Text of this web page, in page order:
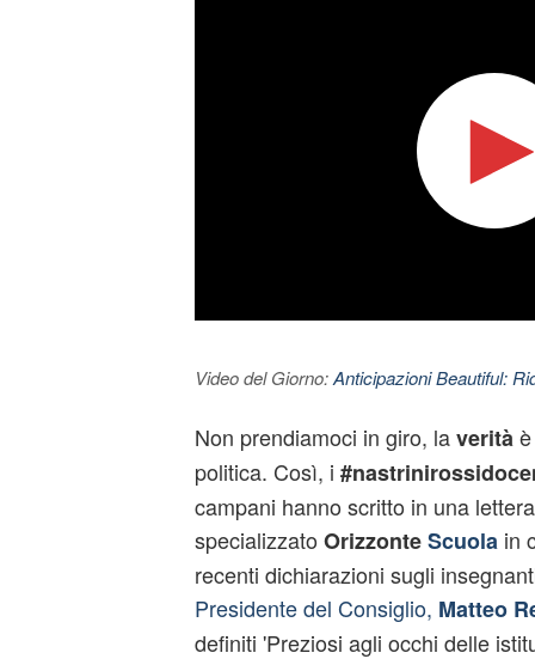
Video del Giorno:Anticipazioni Beautiful:
Non prendiamoci in giro, laverità
politica. Così, i
campani hanno scritto in una
specializzato OrizzonteScuola in
recenti dichiarazioni sugli
Presidente del Consiglio, Matteo
definiti 'Preziosi agli occhi delle